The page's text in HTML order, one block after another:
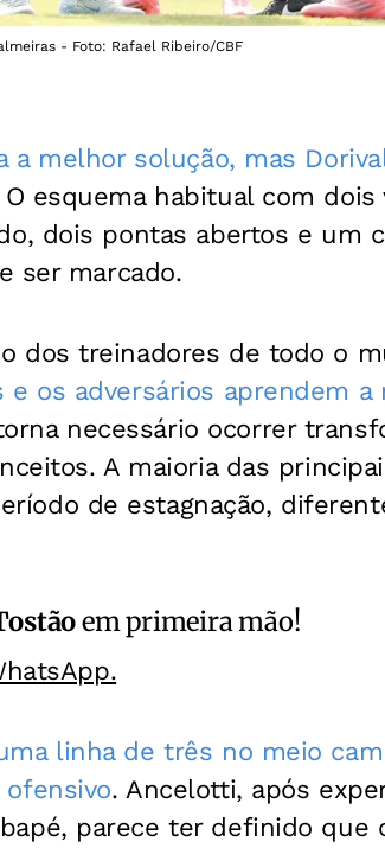
- Foto: Rafael Ribeiro/CBF
a melhor solução, mas
O esquema habitual com
dois pontas abertos e um
ser marcado.
dos treinadores de todo o
os adversários aprendem a
necessário ocorrer
A maioria das
de estagnação,
em primeira mão!
linha de três no meio
. Ancelotti, após
parece ter definido que